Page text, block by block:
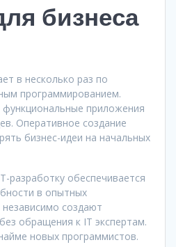
бизнеса
в несколько раз по
программированием.
функциональные приложения
Оперативное создание
бизнес-идеи на начальных
разработку обеспечивается
в опытных
создают
обращения к IT экспертам.
новых программистов.